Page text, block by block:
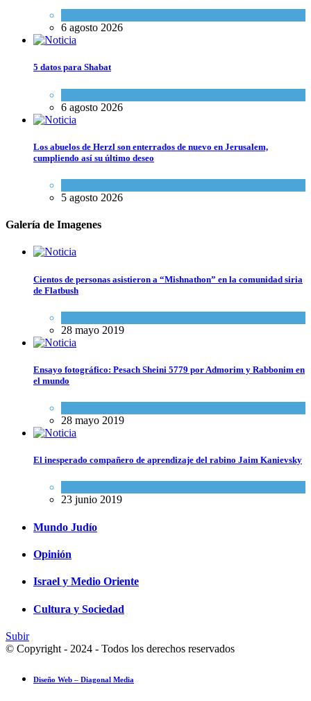
6 agosto 2026
5 datos para Shabat
6 agosto 2026
Los abuelos de Herzl son enterrados de nuevo en Jerusalem,
cumpliendo así su último deseo
5 agosto 2026
Galería de Imagenes
Cientos de personas asistieron a “Mishnathon” en la comunidad siria
de Flatbush
28 mayo 2019
Ensayo fotográfico: Pesach Sheini 5779 por Admorim y Rabbonim en
el mundo
28 mayo 2019
El inesperado compañero de aprendizaje del rabino Jaim Kanievsky
23 junio 2019
Mundo Judío
Opinión
Israel y Medio Oriente
Cultura y Sociedad
Subir
© Copyright - 2024 - Todos los derechos reservados
Diseño Web – Diagonal Media